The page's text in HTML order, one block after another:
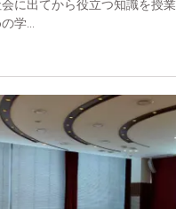
に出てから役立つ知識を授
学...